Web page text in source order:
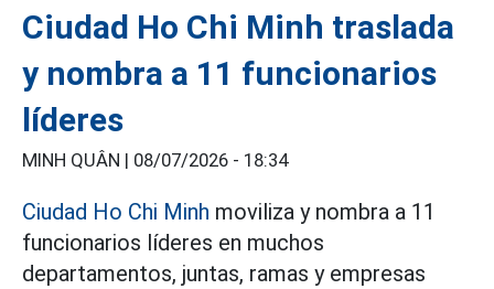
Ciudad Ho Chi Minh traslada
y nombra a 11 funcionarios
líderes
MINH QUÂN | 08/07/2026 - 18:34
Ciudad Ho Chi Minh moviliza y nombra a 11
funcionarios líderes en muchos
departamentos, juntas, ramas y empresas